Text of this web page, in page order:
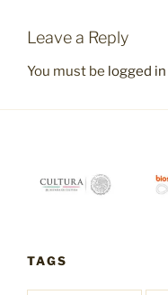
Leave a Reply
You must be logged in
TAGS